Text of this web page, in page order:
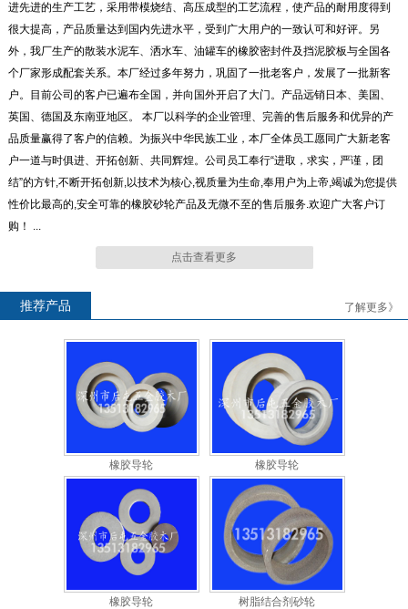
进先进的生产工艺，采用带模烧结、高压成型的工艺流程，使产品的耐用度得到
很大提高，产品质量达到国内先进水平，受到广大用户的一致认可和好评。另
外，我厂生产的散装水泥车、洒水车、油罐车的橡胶密封件及挡泥胶板与全国各
个厂家形成配套关系。本厂经过多年努力，巩固了一批老客户，发展了一批新客
户。目前公司的客户已遍布全国，并向国外开启了大门。产品远销日本、美国、
英国、德国及东南亚地区。 本厂以科学的企业管理、完善的售后服务和优异的产
品质量赢得了客户的信赖。为振兴中华民族工业，本厂全体员工愿同广大新老客
户一道与时俱进、开拓创新、共同辉煌。公司员工奉行“进取，求实，严谨，团
结”的方针,不断开拓创新,以技术为核心,视质量为生命,奉用户为上帝,竭诚为您提供
性价比最高的,安全可靠的橡胶砂轮产品及无微不至的售后服务.欢迎广大客户订
购！ ...
点击查看更多
推荐产品 了解更多》
橡胶砂轮 橡胶砂轮
橡胶砂轮 橡胶砂轮
橡胶导轮 橡胶导轮
橡胶导轮 树脂结合剂砂轮